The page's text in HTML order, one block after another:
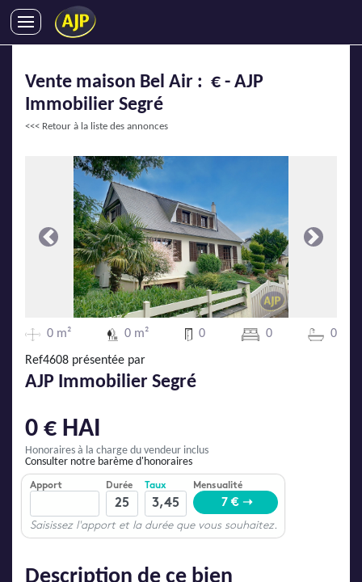
VENTES
LOCATIONS
GESTION LOCATIVE
IMMOBILIER NEUF
LOCATIONS DE VACANCES
ENTREPRISES
DEVENIR FRANCHISÉ
AJP Recrute
AJP Actualités
Service Qualité Clients
Vente maison Bel Air : € - AJP
Immobilier Segré
<<< Retour à la liste des annonces
Précédente Suivante
0 m² 0 m² 0 0 0
Ref4608 présentée par
AJP Immobilier Segré
0 € HAI
Honoraires à la charge du vendeur inclus
Consulter notre barème d'honoraires
Description de ce bien